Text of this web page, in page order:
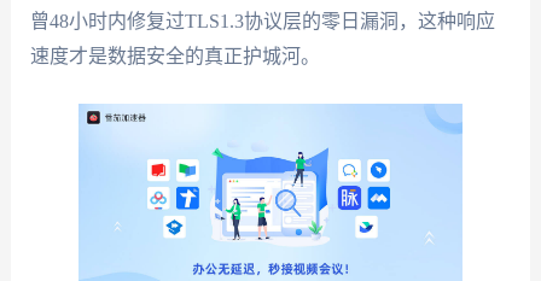
曾48小时内修复过TLS1.3协议层的零日漏洞，这种响应
速度才是数据安全的真正护城河。